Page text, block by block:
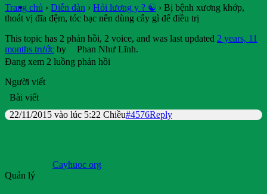
Trang chủ › Diễn đàn › Hỏi lương y ? ☯️ › Bị bệnh xương khớp,
thoát vị đĩa đệm, tóc bạc nên dùng cây gì để điều trị
This topic has 2 phản hồi, 2 voice, and was last updated 2 years, 11
months trước by Phan Như Lĩnh.
Đang xem 2 luồng phản hồi
Người viết
Bài viết
22/11/2015 vào lúc 5:22 Chiều#4576Reply
Cayhuoc org
Quản lý